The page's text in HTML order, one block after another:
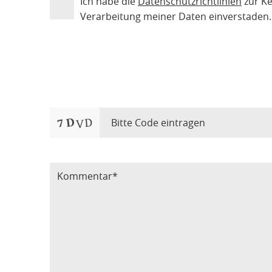
Verarbeitung meiner Daten einverstaden.